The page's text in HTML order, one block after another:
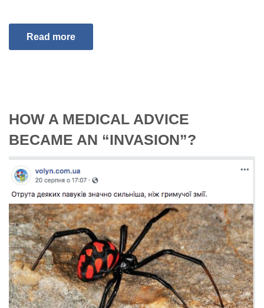
Read more
HOW A MEDICAL ADVICE
BECAME AN “INVASION”?